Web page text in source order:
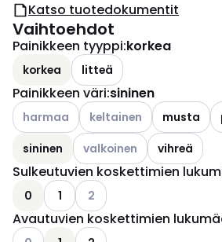
Katso tuotedokumentit
Vaihtoehdot
Painikkeen tyyppi:korkea
korkea litteä
Painikkeen väri:sininen
Katso käytettävissä olevat vaihtoehdot
harmaa Katso käytettävissä
keltainen musta
sininen
Katso käytettävissä olevat
valkoinen vihreä
Sulkeutuvien koskettimien
0 1 Katso käytettävissä olevat
2
Avautuvien koskettimien
Katso käytettävissä olevat vaihtoehdot